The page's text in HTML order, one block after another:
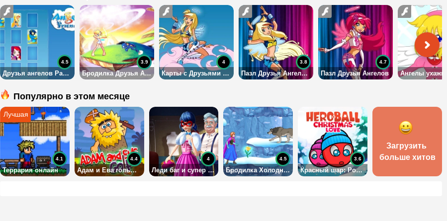
Друзья ангелов Раф и Сульфус
4.5
Бродилка Друзья Ангелов
3.9
Карты с Друзьями Ангелов
4
Пазл Друзья Ангелов 2
3.8
Пазл Друзья Ангелов
4.7
Популярно в этом месяце
Террария онлайн
4.1
Адам и Ева гольфисты
4.4
Леди баг и супер кот: пестрый гардероб
4
Бродилка Холодное сердце
4.5
Красный шар: Рождественская любовь
3.6
Загрузить
больше хитов